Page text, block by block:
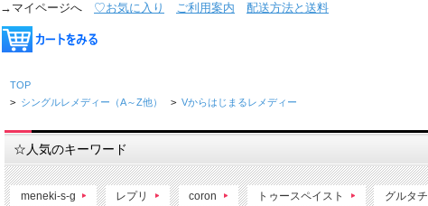
→マイページへ ♡お気に入り ご利用案内 配送方法と送料
TOP
> シングルレメディー（A～Z他） > Vからはじまるレメディー
☆人気のキーワード
meneki-s-g レプリ coron トゥースペイスト グルタチ